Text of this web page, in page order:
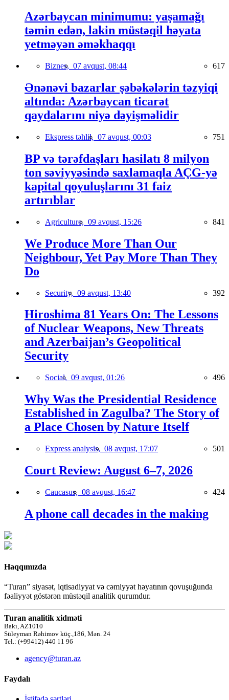
Azərbaycan minimumu: yaşamağı
təmin edən, lakin müstəqil həyata
yetməyən əməkhaqqı
Biznes, 07 avqust, 08:44 617
Ənənəvi bazarlar şəbəkələrin təzyiqi
altında: Azərbaycan ticarət
qaydalarını niyə dəyişməlidir
Ekspress təhlil, 07 avqust, 00:03 751
BP və tərəfdaşları hasilatı 8 milyon
ton səviyyəsində saxlamaqla AÇG-yə
kapital qoyuluşlarını 31 faiz
artırıblar
Agriculture, 09 avqust, 15:26 841
We Produce More Than Our
Neighbour, Yet Pay More Than They
Do
Security, 09 avqust, 13:40 392
Hiroshima 81 Years On: The Lessons
of Nuclear Weapons, New Threats
and Azerbaijan’s Geopolitical
Security
Social, 09 avqust, 01:26 496
Why Was the Presidential Residence
Established in Zagulba? The Story of
a Place Chosen by Nature Itself
Express analysis, 08 avqust, 17:07 501
Court Review: August 6–7, 2026
Caucasus, 08 avqust, 16:47 424
A phone call decades in the making
Haqqımızda
“Turan” siyasət, iqtisadiyyat və cəmiyyət həyatının qovuşuğunda
fəaliyyət göstərən müstəqil analitik qurumdur.
Turan analitik xidməti
Bakı, AZ1010
Süleyman Rəhimov küç.,186, Mən. 24
Tel.: (+99412) 440 11 96
agency@turan.az
Faydalı